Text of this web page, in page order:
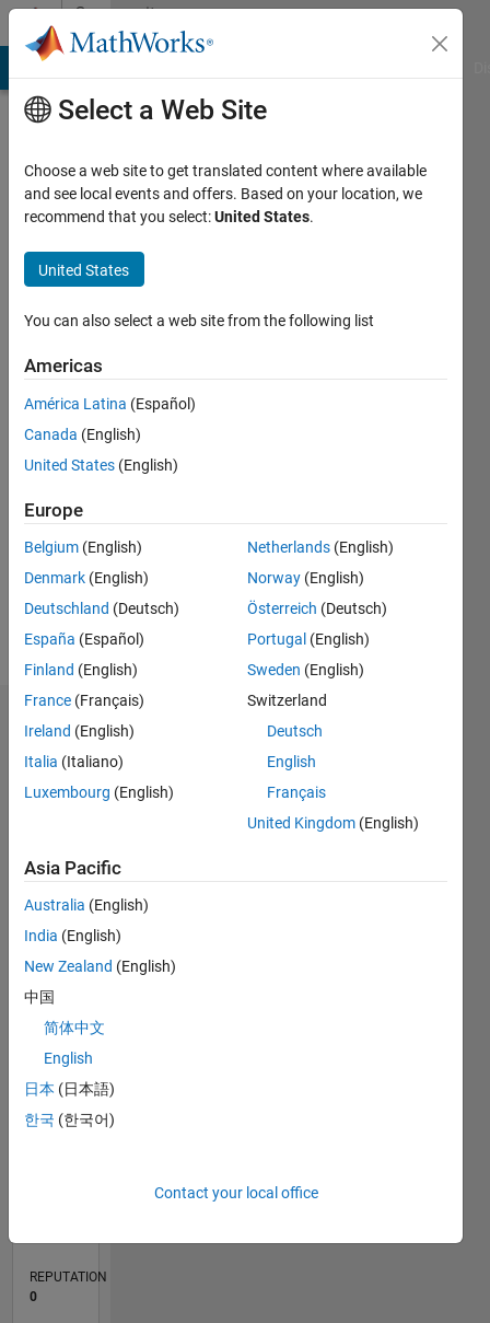
Skip to contentCommunity
Profile
Wu
Last
years
ago
Active
since
Following:
Dashboard
Statistics
CONTRIBUTIONS L
-2
-1
2
3
4
TIMELINE
REPUTATION
0
Select a Web Site
Choose a web site to get translated content where available
and see local events and offers. Based on your location, we
recommend that you select:United States.
United States
You can also select a web site from the following list
Americas
América Latina (Español)
Canada (English)
United States (English)
Europe
Belgium (English)
Denmark (English)
Deutschland (Deutsch)
España (Español)
Finland (English)
France (Français)
Ireland (English)
Italia (Italiano)
Luxembourg (English)
Netherlands (English)
Norway (English)
Österreich (Deutsch)
Portugal (English)
Sweden (English)
Switzerland
Deutsch
English
Français
United Kingdom (English)
Asia Pacific
Australia (English)
India (English)
New Zealand (English)
中国
简体中文
English
日本 (日本語)
한국 (한국어)
Contact your local office